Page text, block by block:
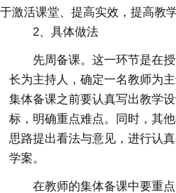
于激活课堂、提高实效，提高教
2、具体做法
先周备课。这一环节是在
长为主持人，确定一名教师为
集体备课之前要认真写出教学
标，明确重点难点。同时，其
思路提出看法与意见，进行认
学案。
在教师的集体备课中要重